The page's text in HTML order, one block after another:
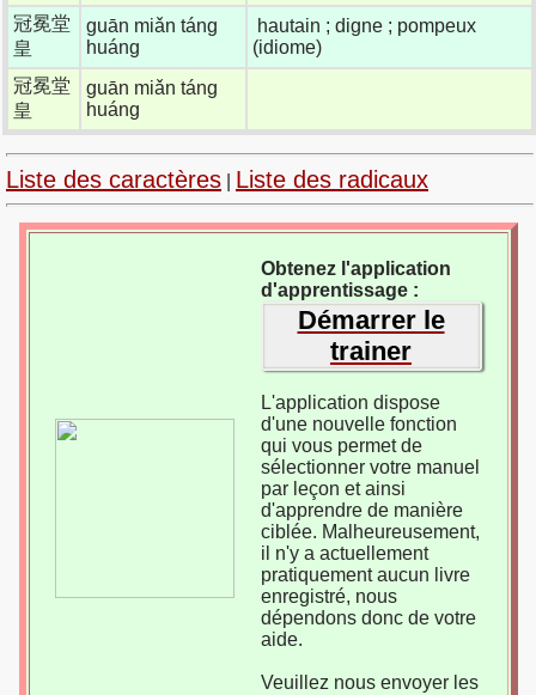
冠冕堂
皇
guān miǎn táng
huáng
hautain ; digne ; pompeux
(idiome)
冠冕堂
皇
guān miǎn táng
huáng
Liste des caractères Liste des radicaux
Obtenez l'application
d'apprentissage :
Démarrer le
trainer
L'application dispose
d'une nouvelle fonction
qui vous permet de
sélectionner votre manuel
par leçon et ainsi
d'apprendre de manière
ciblée. Malheureusement,
il n'y a actuellement
pratiquement aucun livre
enregistré, nous
dépendons donc de votre
aide.
Veuillez nous envoyer les